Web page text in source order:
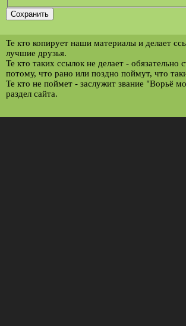
Те кто копирует наши материалы и делает
лучшие друзья.
Те кто таких ссылок не делает -
потому, что рано или поздно поймут, что
Те кто не поймет - заслужит звание "Ворьё
раздел сайта.